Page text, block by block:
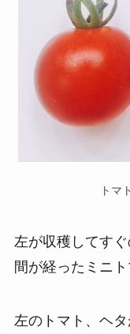
トマ
左が収穫してす
間が経ったミニト
左のトマト、ヘ